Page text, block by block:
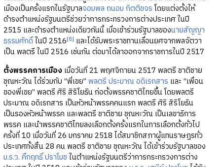
เมืองเป็นครั้งแรกในรัฐบาลจอมพล ถนอม กิตติขจรโดยแต่งตั้งให้
ดำรงตำแหน่งรัฐมนตรีช่วยว่าการกระทรวงการต่างประเทศ ในปี
2515 และดำรงตำแหน่งเดียวกันนี้ เมื่อเข้าร่วมรัฐบาลของนายสัญญา
ธรรมศักดิ์ ในปี 2516[8] และได้รับพระราชทานเลื่อนยศจากพลจัตวา
เป็น พลตรี ในปี 2516 เช่นกัน ต่อมาได้ลาออกจากราชการในปี 2517
ตั้งพรรคการเมืองเมื่อวันที่ 21 พฤศจิกายน 2517 พลตรี ชาติชาย
ชุณหะวัณ ได้ร่วมกับ “พี่เขย” พลตรี ประมาณ อดิเรกสาร และ “เพื่อน
ของพี่เขย” พลตรี ศิริ สิริโยธิน ก่อตั้งพรรคชาติไทยขึ้น โดยพลตรี
ประมาณ อดิเรกสาร เป็นหัวหน้าพรรคคนแรก พลตรี ศิริ สิริโยธิน
เป็นรองหัวหน้าพรรค และพลตรี ชาติชาย ชุณหะวัณ เป็นเลขาธิการ
พรรค และนำพรรคชาติไทยลงเลือกตั้งครั้งแรกในการเลือกตั้งทั่วไป
ครั้งที่ 10 เมื่อวันที่ 26 มกราคม 2518 ได้สมาชิกสภาผู้แทนราษฎรทั่ว
ประเทศทั้งสิ้น 28 คน พลตรี ชาติชาย ชุณหะวัณ ได้เข้าร่วมรัฐบาลของ
ม.ร.ว. คึกฤทธิ์ ปราโมช ในตำแหน่งรัฐมนตรีว่าการกระทรวงการต่าง